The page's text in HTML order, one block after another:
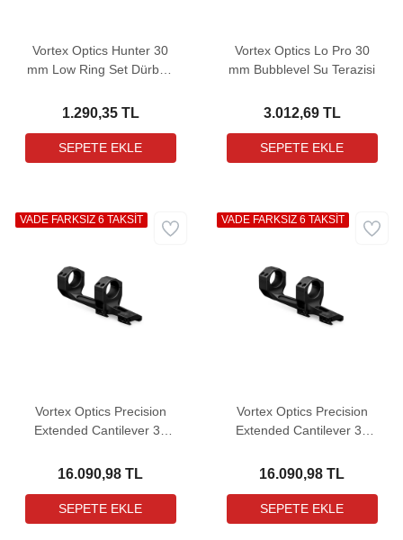
Vortex Optics Hunter 30
mm Low Ring Set Dürbün
Low)
1.290,35 TL
Vortex Optics Lo Pro 30
mm Bubblevel Su Terazisi
3.012,69 TL
Vortex Optics Precision
Extended Cantilever 30
Dürbün Bağlantı Ayağı
16.090,98 TL
VADE FARKSIZ 6 TAKSİT
Vortex Optics Precision
Extended Cantilever 30
Bağlantı Ayağı
16.090,98 TL
VADE FARKSIZ 6 TAKSİT